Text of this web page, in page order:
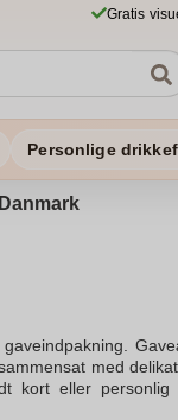
Gratis
Personlige
med
kort eller